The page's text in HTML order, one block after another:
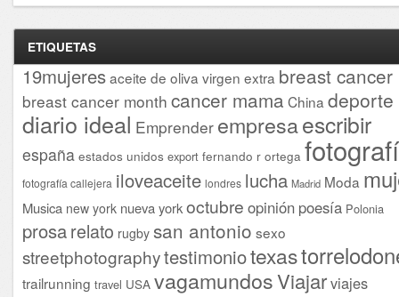
ETIQUETAS
19mujeresaceite de oliva virgen extra breast cancer
breast cancer month cancer mama China deporte
diario ideal Emprender empresaescribir
españa estados unidos export fernando r ortega
fotografía callejera iloveaceite londres lucha Madrid Moda
Musica new york nueva yorkoctubre opinión poesía Polonia
prosarelato rugby san antonio sexo
streetphotographytestimoniotexas
trailrunning travel USA vagamundosViajarviajes